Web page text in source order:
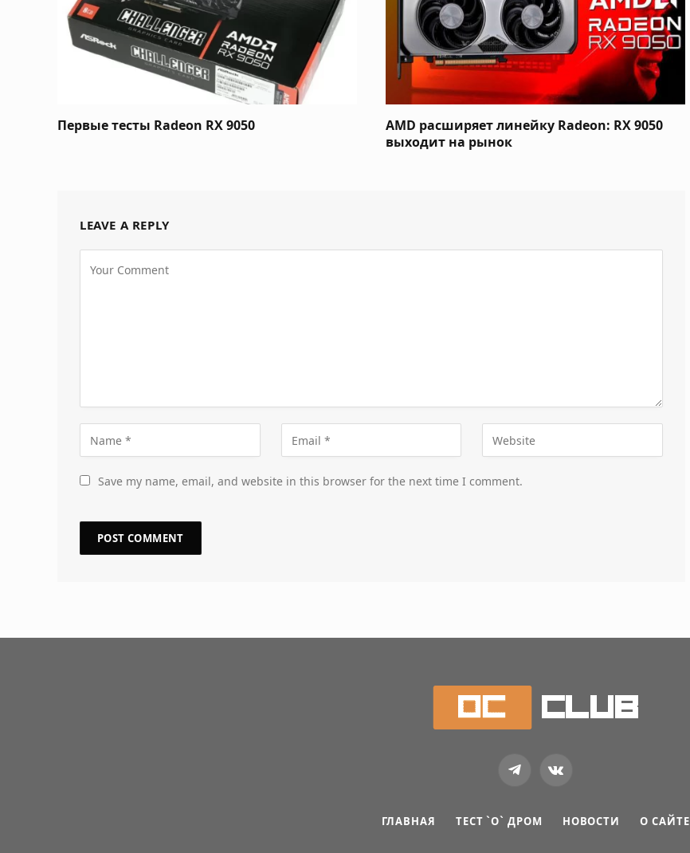
Первые тесты Radeon RX 9050
AMD расширяет линейку Radeon: RX 9050
выходит на рынок
LEAVE A REPLY
Save my name, email, and website in this browser for the next time I comment.
TelegramVKontakte
ГЛАВНАЯ ТЕСТ `О` ДРОМ НОВОСТИ О САЙТЕ